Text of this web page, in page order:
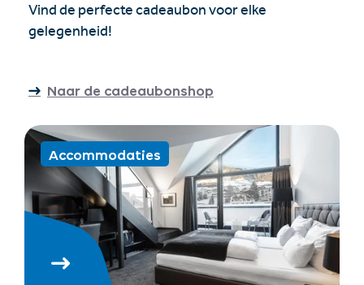
Vind de perfecte cadeaubon voor elke
gelegenheid!
Naar de cadeaubonshop
Accommodaties